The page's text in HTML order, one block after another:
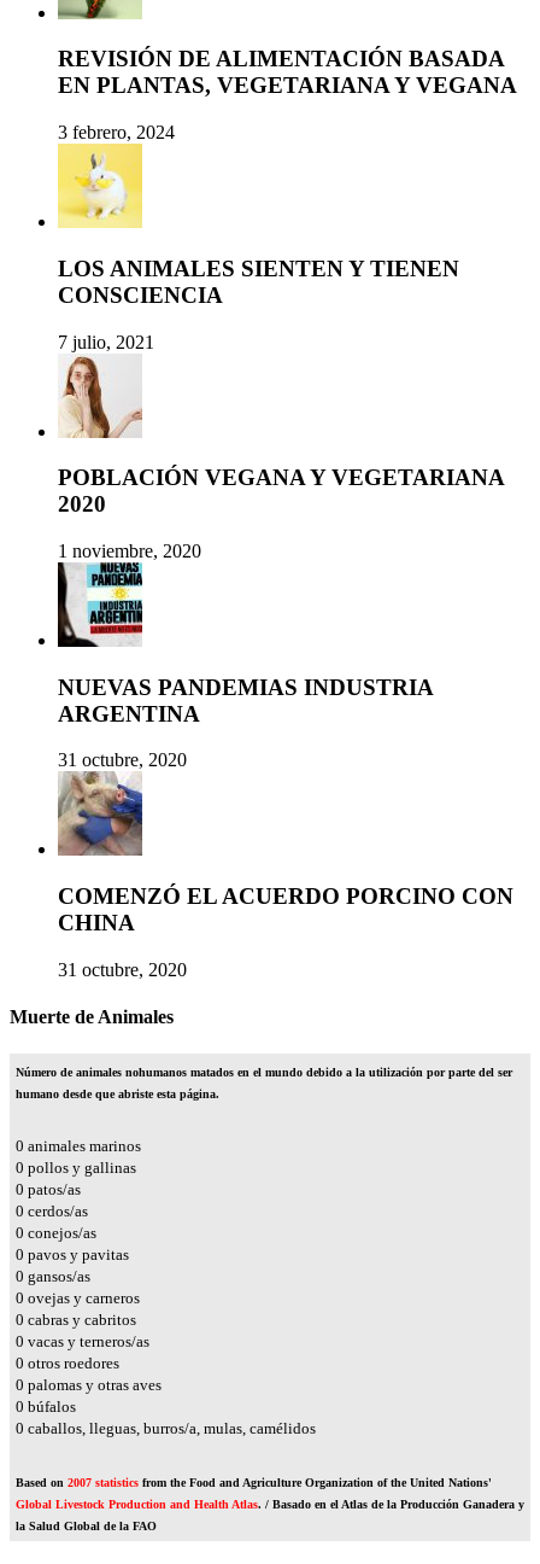
REVISIÓN DE ALIMENTACIÓN BASADA
EN PLANTAS, VEGETARIANA Y VEGANA
3 febrero, 2024
LOS ANIMALES SIENTEN Y TIENEN
CONSCIENCIA
7 julio, 2021
POBLACIÓN VEGANA Y VEGETARIANA
2020
1 noviembre, 2020
NUEVAS PANDEMIAS INDUSTRIA
ARGENTINA
31 octubre, 2020
COMENZÓ EL ACUERDO PORCINO CON
CHINA
31 octubre, 2020
Muerte de Animales
Número de animales nohumanos matados en el mundo debido a la utilización por parte del ser
humano desde que abriste esta página.
0 animales marinos
0 pollos y gallinas
0 patos/as
0 cerdos/as
0 conejos/as
0 pavos y pavitas
0 gansos/as
0 ovejas y carneros
0 cabras y cabritos
0 vacas y terneros/as
0 otros roedores
0 palomas y otras aves
0 búfalos
0 caballos, lleguas, burros/a, mulas, camélidos
Based on 2007 statistics from the Food and Agriculture Organization of the United Nations'
Global Livestock Production and Health Atlas. / Basado en el Atlas de la Producción Ganadera y
la Salud Global de la FAO